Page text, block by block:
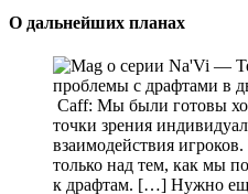
О дальнейших планах
Caff: Мы были готовы
точки зрения
взаимодействия
только над тем, как мы
к драфтам. […] Нужно